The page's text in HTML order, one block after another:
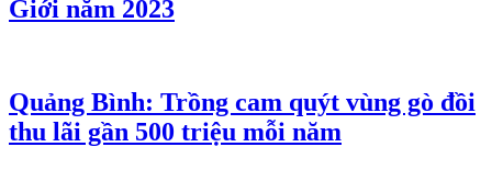
Giới năm 2023
Quảng Bình: Trồng cam quýt vùng gò đồi
thu lãi gần 500 triệu mỗi năm